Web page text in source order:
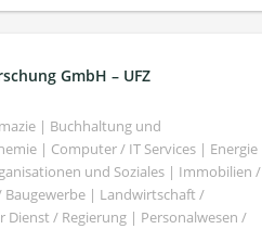
GmbH – UFZ
| Buchhaltung und
| Computer / IT Services | Energie
und Soziales | Immobilien /
| Landwirtschaft /
/ Regierung | Personalwesen /